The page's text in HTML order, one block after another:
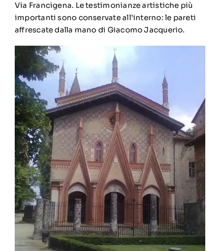
Via Francigena. Le testimonianze artistiche più
importanti sono conservate all’interno: le pareti
affrescate dalla mano di Giacomo Jacquerio.